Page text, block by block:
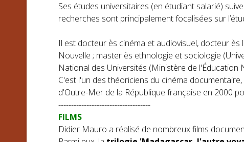
Ses études universitaires (en étudiant salarié)
recherches sont principalement focalisées sur
Il est docteur ès cinéma et audiovisuel, docteur
Nouvelle ; master ès ethnologie et sociologie
National des Universités (Ministère de l'Éducation
C'est l'un des théoriciens du cinéma
d'Outre-Mer de la République française en 2000
------------------------------------
FILMS
Didier Mauro a réalisé de nombreux films